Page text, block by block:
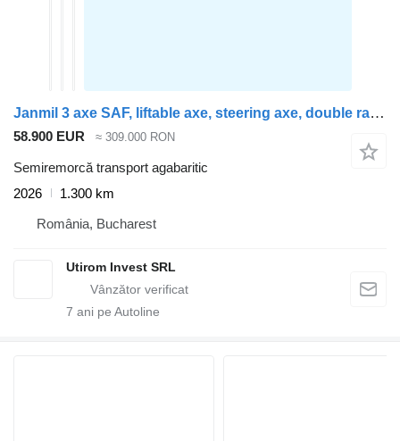
Janmil 3 axe SAF, liftable axe, steering axe, double ramps, wood extens
58.900 EUR ≈ 309.000 RON
Semiremorcă transport agabaritic
2026
1.300 km
România, Bucharest
Utirom Invest SRL
7 ani pe Autoline